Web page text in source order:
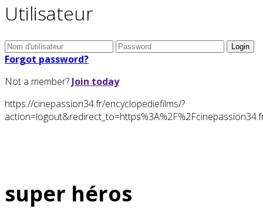
Utilisateur
Forgot password?
Not a member? Join today
https://cinepassion34.fr/encyclopediefilms/?
super héros